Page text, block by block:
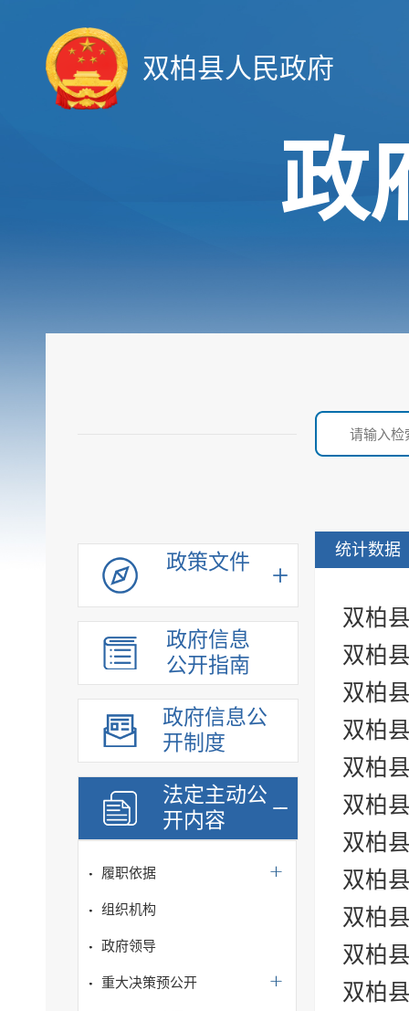
双柏县人民政府
政
政策文件
政府信息
公开指南
政府信息公
开制度
法定主动公
开内容
履职依据
组织机构
政府领导
重大决策预公开
统计数据
双柏
双柏
双柏
双柏
双柏
双柏
双柏
双柏
双柏
双柏
双柏